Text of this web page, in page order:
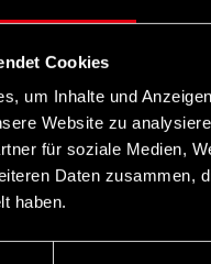
Cookies
um Inhalte und
Website zu
für soziale Medien,
Daten zusammen,
haben.